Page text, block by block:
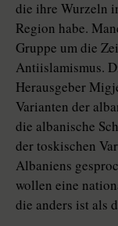
die ihre Wurzeln
Region habe.
Gruppe um die
Antiislamismus.
Herausgeber
Varianten der
die albanische
der toskischen
Albaniens
wollen eine
die anders ist als